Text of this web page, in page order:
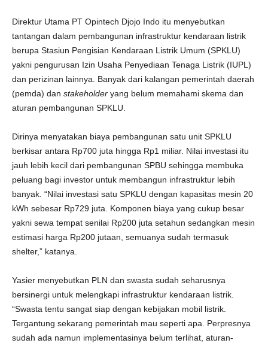
Direktur Utama PT Opintech Djojo Indo itu menyebutkan
tantangan dalam pembangunan infrastruktur kendaraan listrik
berupa Stasiun Pengisian Kendaraan Listrik Umum (SPKLU)
yakni pengurusan Izin Usaha Penyediaan Tenaga Listrik (IUPL)
dan perizinan lainnya. Banyak dari kalangan pemerintah daerah
(pemda) dan stakeholder yang belum memahami skema dan
aturan pembangunan SPKLU.
Dirinya menyatakan biaya pembangunan satu unit SPKLU
berkisar antara Rp700 juta hingga Rp1 miliar. Nilai investasi itu
jauh lebih kecil dari pembangunan SPBU sehingga membuka
peluang bagi investor untuk membangun infrastruktur lebih
banyak. “Nilai investasi satu SPKLU dengan kapasitas mesin 20
kWh sebesar Rp729 juta. Komponen biaya yang cukup besar
yakni sewa tempat senilai Rp200 juta setahun sedangkan mesin
estimasi harga Rp200 jutaan, semuanya sudah termasuk
shelter,” katanya.
Yasier menyebutkan PLN dan swasta sudah seharusnya
bersinergi untuk melengkapi infrastruktur kendaraan listrik.
“Swasta tentu sangat siap dengan kebijakan mobil listrik.
Tergantung sekarang pemerintah mau seperti apa. Perpresnya
sudah ada namun implementasinya belum terlihat, aturan-